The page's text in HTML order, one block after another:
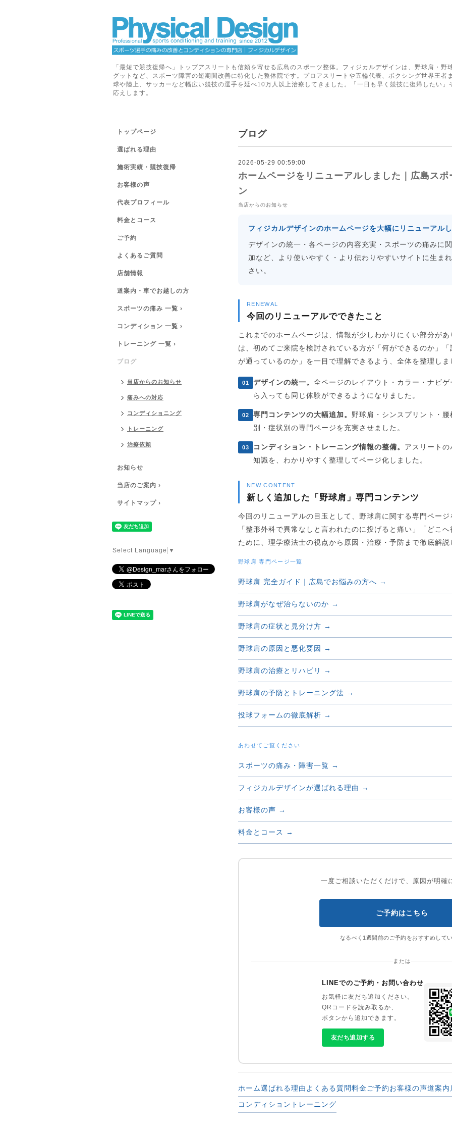
「最短で競技復帰へ」トップアスリートも信頼を寄せる広島のスポーツ整体。フィジカルデザインは、野球肩・野
グットなど、スポーツ障害の短期間改善に特化した整体院です。プロアスリートや五輪代表、ボクシング世界王者
球や陸上、サッカーなど幅広い競技の選手を延べ10万人以上治療してきました。「一日も早く競技に復帰したい」
応えします。
ブログ
2026-05-29 00:59:00
ホームページをリニューアルしました｜広島ス
ン
当店からのお知らせ
フィジカルデザインのホームページを大幅にリニューアルし
デザインの統一・各ページの内容充実・スポーツの痛みに
加など、より使いやすく・より伝わりやすいサイトに生ま
さい。
RENEWAL
今回のリニューアルでできたこと
これまでのホームページは、情報が少しわかりにくい部分が
は、初めてご来院を検討されている方が「何ができるのか」
が通っているのか」を一目で理解できるよう、全体を整理しま
01 デザインの統一。 全ページのレイアウト・カラー・ナビ
ら入っても同じ体験ができるようになりました。
02 専門コンテンツの大幅追加。 野球肩・シンスプリント・
別・症状別の専門ページを充実させました。
03 コンディション・トレーニング情報の整備。 アスリート
知識を、わかりやすく整理してページ化しました。
NEW CONTENT
新しく追加した「野球肩」専門コンテンツ
今回のリニューアルの目玉として、野球肩に関する専門ページ
「整形外科で異常なしと言われたのに投げると痛い」「どこ
ために、理学療法士の視点から原因・治療・予防まで徹底解説
野球肩 専門ページ一覧
野球肩 完全ガイド｜広島でお悩みの方へ →
野球肩がなぜ治らないのか →
野球肩の症状と見分け方 →
野球肩の原因と悪化要因 →
野球肩の治療とリハビリ →
野球肩の予防とトレーニング法 →
投球フォームの徹底解析 →
あわせてご覧ください
スポーツの痛み・障害一覧 →
フィジカルデザインが選ばれる理由 →
お客様の声 →
料金とコース →
一度ご相談いただくだけで、原因が明確
ご予約はこちら
なるべく1週間前のご予約をおすすめして
または
LINEでのご予約・お問い合わせ
お気軽に友だち追加ください。
QRコードを読み取るか、
ボタンから追加できます。
友だち追加する
ホーム選ばれる理由 よくある質問料金 ご予約お客様の声道案内
コンディション トレーニング
トップページ
選ばれる理由
施術実績・競技復帰
お客様の声
代表プロフィール
料金とコース
ご予約
よくあるご質問
店舗情報
道案内・車でお越しの方
スポーツの痛み 一覧 ›
コンディション 一覧 ›
トレーニング 一覧 ›
ブログ
当店からのお知らせ
痛みへの対応
コンディショニング
トレーニング
治療依頼
お知らせ
当店のご案内 ›
サイトマップ ›
Select Language ▼